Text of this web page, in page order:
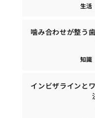
生活
噛み合わせが整う
知識
インビザラインと